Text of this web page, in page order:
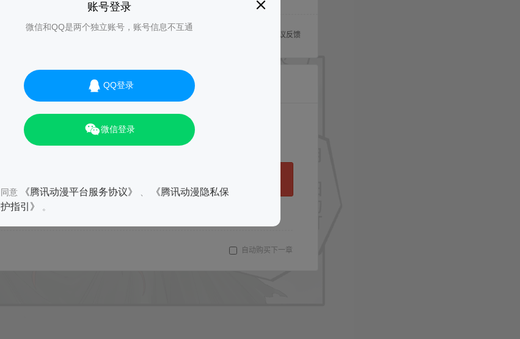
账号登录
微信和QQ是两个独立账号，账号信息不互通
QQ登录
微信登录
同意 《腾讯动漫平台服务协议》
《腾讯动漫隐私保
护指引》
。